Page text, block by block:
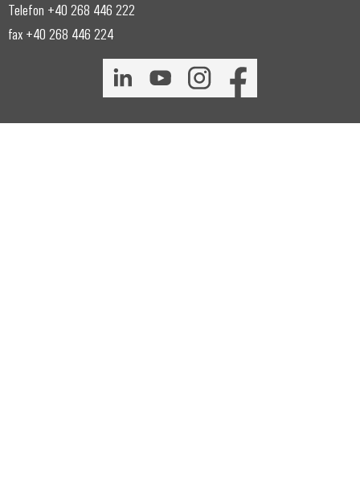
Telefon +40 268 446 222
fax +40 268 446 224